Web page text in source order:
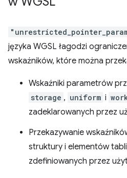
języka WGSL łagodzi
wskaźników, które można
Wskaźniki parametrów
storage , uniform i
zadeklarowanych przez
Przekazywanie
struktury i elementów
zdefiniowanych przez